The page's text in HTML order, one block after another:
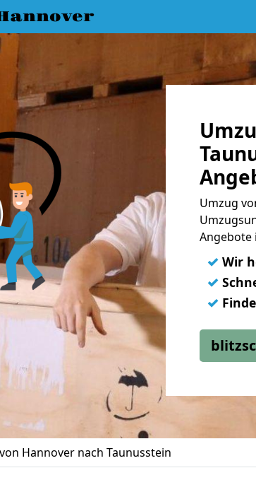
Umzug
Angebote
✓ Wir
✓
✓
Hannover nach Taunusstein